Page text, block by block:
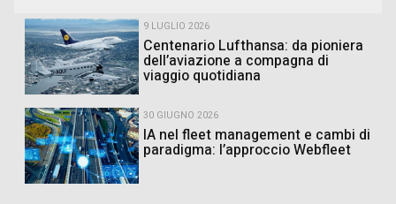
9 LUGLIO 2026
Centenario Lufthansa: da pioniera
dell’aviazione a compagna di
viaggio quotidiana
30 GIUGNO 2026
IA nel fleet management e cambi di
paradigma: l’approccio Webfleet